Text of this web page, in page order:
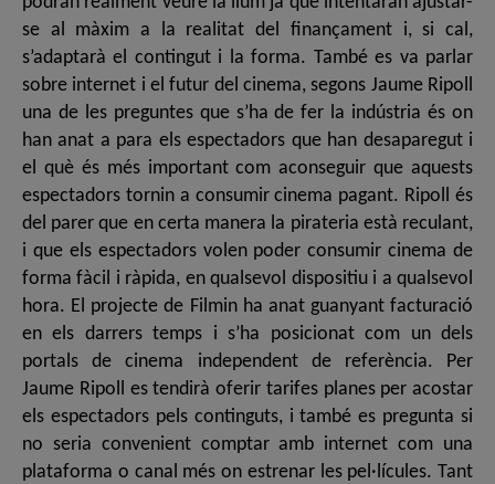
se al màxim a la realitat del finançament i, si cal,
s’adaptarà el contingut i la forma. També es va parlar
sobre internet i el futur del cinema, segons Jaume Ripoll
una de les preguntes que s’ha de fer la indústria és on
han anat a para els espectadors que han desaparegut i
el què és més important com aconseguir que aquests
espectadors tornin a consumir cinema pagant. Ripoll és
del parer que en certa manera la pirateria està reculant,
i que els espectadors volen poder consumir cinema de
forma fàcil i ràpida, en qualsevol dispositiu i a qualsevol
hora. El projecte de Filmin ha anat guanyant facturació
en els darrers temps i s’ha posicionat com un dels
portals de cinema independent de referència. Per
Jaume Ripoll es tendirà oferir tarifes planes per acostar
els espectadors pels continguts, i també es pregunta si
no seria convenient comptar amb internet com una
plataforma o canal més on estrenar les pel·lícules. Tant